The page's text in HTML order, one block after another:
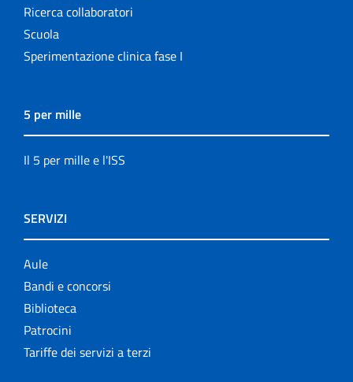
Ricerca collaboratori
Scuola
Sperimentazione clinica fase I
5 per mille
Il 5 per mille e l'ISS
SERVIZI
Aule
Bandi e concorsi
Biblioteca
Patrocini
Tariffe dei servizi a terzi